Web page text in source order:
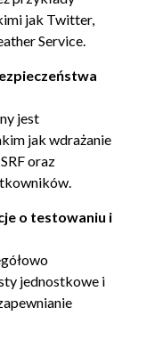
61
Jest 61
pod kątem
testu 63
jak Twitter,
Service.
jest
jak wdrażanie
oraz
o testowaniu i
jednostkowe i